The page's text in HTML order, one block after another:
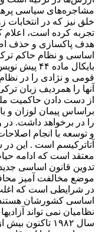
مشاجره‌های سیاسی
تجربه کرده است،
هدف پاکسازی و حذف
اساسی و نظام حاکم
بایکال
قومی و نژادی را در
آنها را همردیف زبان
از دست دادن حاکمیت
براساس پیمان لوزان و
را در برخواهد داشت.
و توسعه با انجام
آتاترکیسم است . این
معتقد است که ادامه
تدوین قانون اساسی
موضع مخالفت آمیز
در شرایطی است که
اساسی کشورشان
نظامیان نمی تواند
سال ۱۹۸۲